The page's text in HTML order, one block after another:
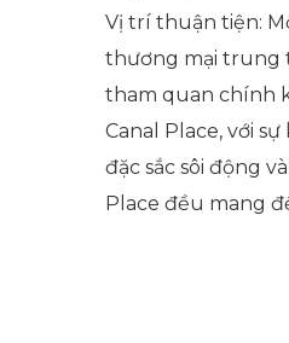
Vị trí thuận tiện:
thương mại trung
tham quan chính
Canal Place, với
đặc sắc sôi động
Place đều mang